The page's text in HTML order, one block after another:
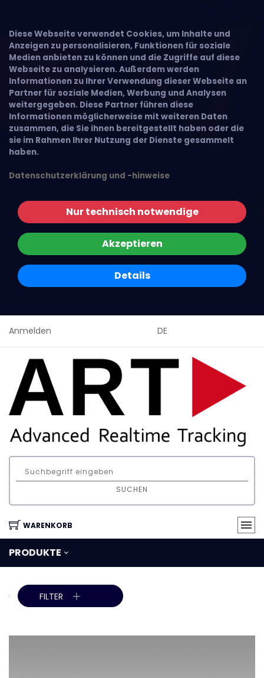
Diese Webseite verwendet Cookies, um Inhalte und
Anzeigen zu personalisieren, Funktionen für soziale
Medien anbieten zu können und die Zugriffe auf diese
Webseite zu analysieren. Außerdem werden
Informationen zu Ihrer Verwendung dieser Webseite an
Partner für soziale Medien, Werbung und Analysen
weitergegeben. Diese Partner führen diese
Informationen möglicherweise mit weiteren Daten
zusammen, die Sie ihnen bereitgestellt haben oder die
sie im Rahmen Ihrer Nutzung der Dienste gesammelt
haben.
Datenschutzerklärung und -hinweise
Nur technisch notwendige
Akzeptieren
Details
Anmelden DE
SUCHEN
WARENKORB
PRODUKTE
FILTER